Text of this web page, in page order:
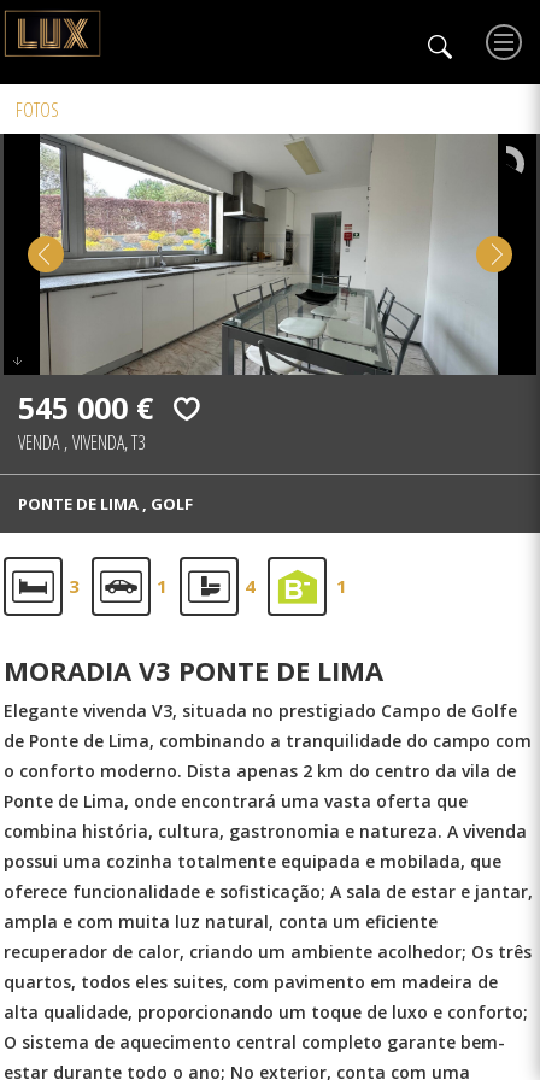
FOTOS
545 000 €
VENDA ,VIVENDA, T3
PONTE DE LIMA , GOLF
3 1 4 1
MORADIA V3 PONTE DE LIMA
Elegante vivenda V3, situada no prestigiado Campo de Golfe
de Ponte de Lima, combinando a tranquilidade do campo com
o conforto moderno. Dista apenas 2 km do centro da vila de
Ponte de Lima, onde encontrará uma vasta oferta que
combina história, cultura, gastronomia e natureza. A vivenda
possui uma cozinha totalmente equipada e mobilada, que
oferece funcionalidade e sofisticação; A sala de estar e jantar,
ampla e com muita luz natural, conta um eficiente
recuperador de calor, criando um ambiente acolhedor; Os três
quartos, todos eles suites, com pavimento em madeira de
alta qualidade, proporcionando um toque de luxo e conforto;
O sistema de aquecimento central completo garante bem-
estar durante todo o ano; No exterior, conta com uma